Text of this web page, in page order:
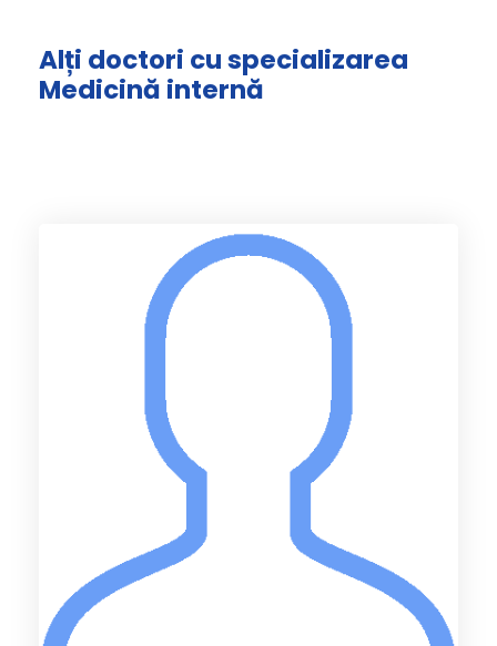
Alți doctori cu specializarea
Medicină internă